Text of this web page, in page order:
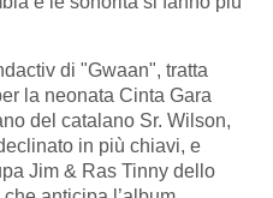
di "Gwaan", tratta
la neonata Cinta Gara
del catalano Sr. Wilson,
in più chiavi, e
Jim & Ras Tinny dello